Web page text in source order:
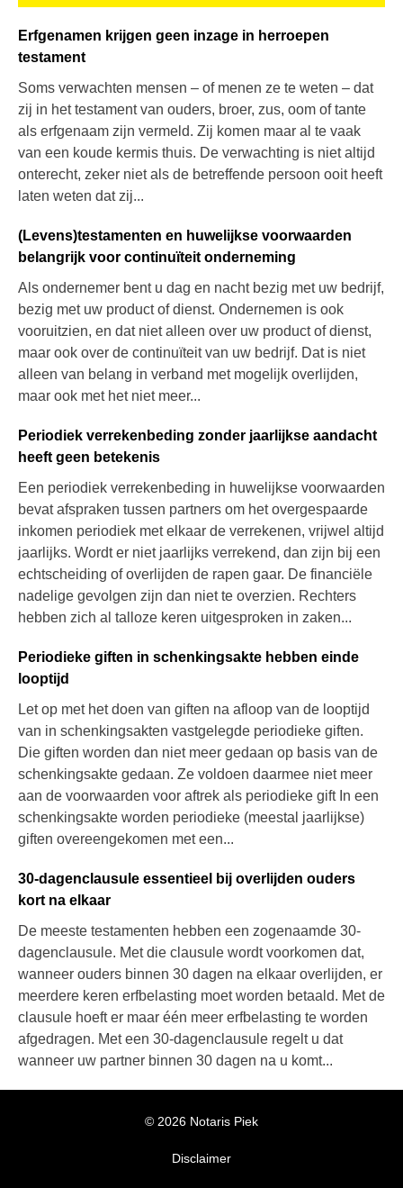
Erfgenamen krijgen geen inzage in herroepen
testament
Soms verwachten mensen – of menen ze te weten – dat
zij in het testament van ouders, broer, zus, oom of tante
als erfgenaam zijn vermeld. Zij komen maar al te vaak
van een koude kermis thuis. De verwachting is niet altijd
onterecht, zeker niet als de betreffende persoon ooit heeft
laten weten dat zij...
(Levens)testamenten en huwelijkse voorwaarden
belangrijk voor continuïteit onderneming
Als ondernemer bent u dag en nacht bezig met uw bedrijf,
bezig met uw product of dienst. Ondernemen is ook
vooruitzien, en dat niet alleen over uw product of dienst,
maar ook over de continuïteit van uw bedrijf. Dat is niet
alleen van belang in verband met mogelijk overlijden,
maar ook met het niet meer...
Periodiek verrekenbeding zonder jaarlijkse aandacht
heeft geen betekenis
Een periodiek verrekenbeding in huwelijkse voorwaarden
bevat afspraken tussen partners om het overgespaarde
inkomen periodiek met elkaar de verrekenen, vrijwel altijd
jaarlijks. Wordt er niet jaarlijks verrekend, dan zijn bij een
echtscheiding of overlijden de rapen gaar. De financiële
nadelige gevolgen zijn dan niet te overzien. Rechters
hebben zich al talloze keren uitgesproken in zaken...
Periodieke giften in schenkingsakte hebben einde
looptijd
Let op met het doen van giften na afloop van de looptijd
van in schenkingsakten vastgelegde periodieke giften.
Die giften worden dan niet meer gedaan op basis van de
schenkingsakte gedaan. Ze voldoen daarmee niet meer
aan de voorwaarden voor aftrek als periodieke gift In een
schenkingsakte worden periodieke (meestal jaarlijkse)
giften overeengekomen met een...
30-dagenclausule essentieel bij overlijden ouders
kort na elkaar
De meeste testamenten hebben een zogenaamde 30-
dagenclausule. Met die clausule wordt voorkomen dat,
wanneer ouders binnen 30 dagen na elkaar overlijden, er
meerdere keren erfbelasting moet worden betaald. Met de
clausule hoeft er maar één meer erfbelasting te worden
afgedragen. Met een 30-dagenclausule regelt u dat
wanneer uw partner binnen 30 dagen na u komt...
© 2026 Notaris Piek
Disclaimer